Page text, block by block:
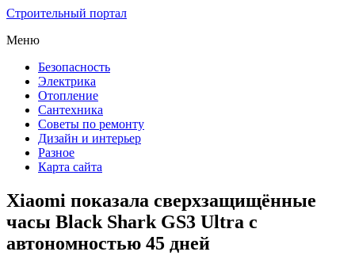
Строительный портал
Меню
Безопасность
Электрика
Отопление
Сантехника
Советы по ремонту
Дизайн и интерьер
Разное
Карта сайта
Xiaomi показала сверхзащищённые
часы Black Shark GS3 Ultra с
автономностью 45 дней